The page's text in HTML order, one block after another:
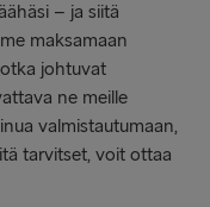
– ja siitä
maksamaan
johtuvat
ne meille
valmistautumaan,
tarvitset, voit ottaa